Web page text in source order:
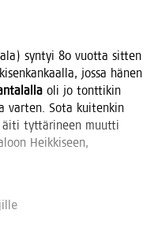
syn­tyi 80 vuot­ta sit­ten
jos­sa hänen
oli jo tont­ti­kin
var­ten. Sota kui­ten­kin
tyt­tä­ri­neen muut­ti
Heik­ki­seen,